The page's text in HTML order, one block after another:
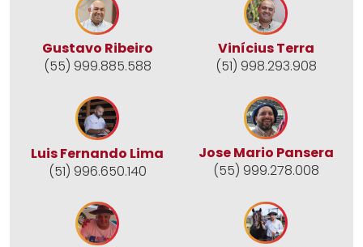
Gustavo Ribeiro
(55) 999.885.588
Vinícius Terra
(51) 998.293.908
Luis Fernando Lima
(51) 996.650.140
Jose Mario Pansera
(55) 999.278.008